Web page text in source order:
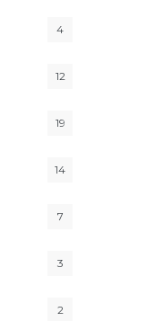
4
12
19
14
7
3
2